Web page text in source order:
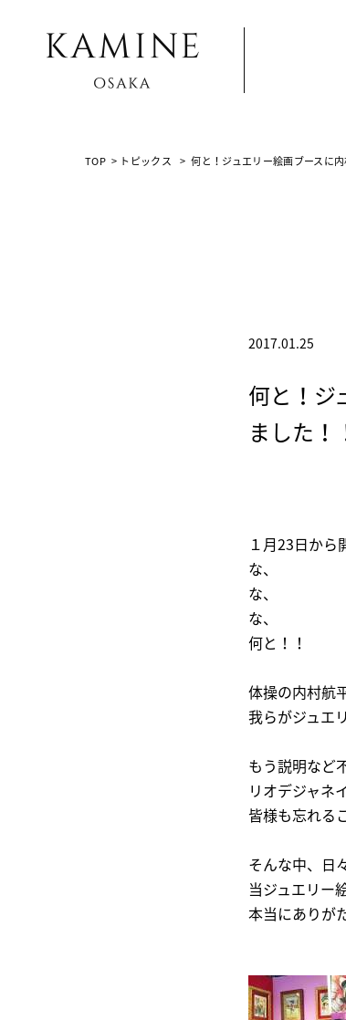
TOP > トピックス > 何と！ジュエリー絵画ブースに
2017.01.25
何と！ジ
ました！
１月23日から
な、
な、
な、
何と！！
体操の内村航
我らがジュエ
もう説明など
リオデジャネ
皆様も忘れる
そんな中、日
当ジュエリー
本当にありが